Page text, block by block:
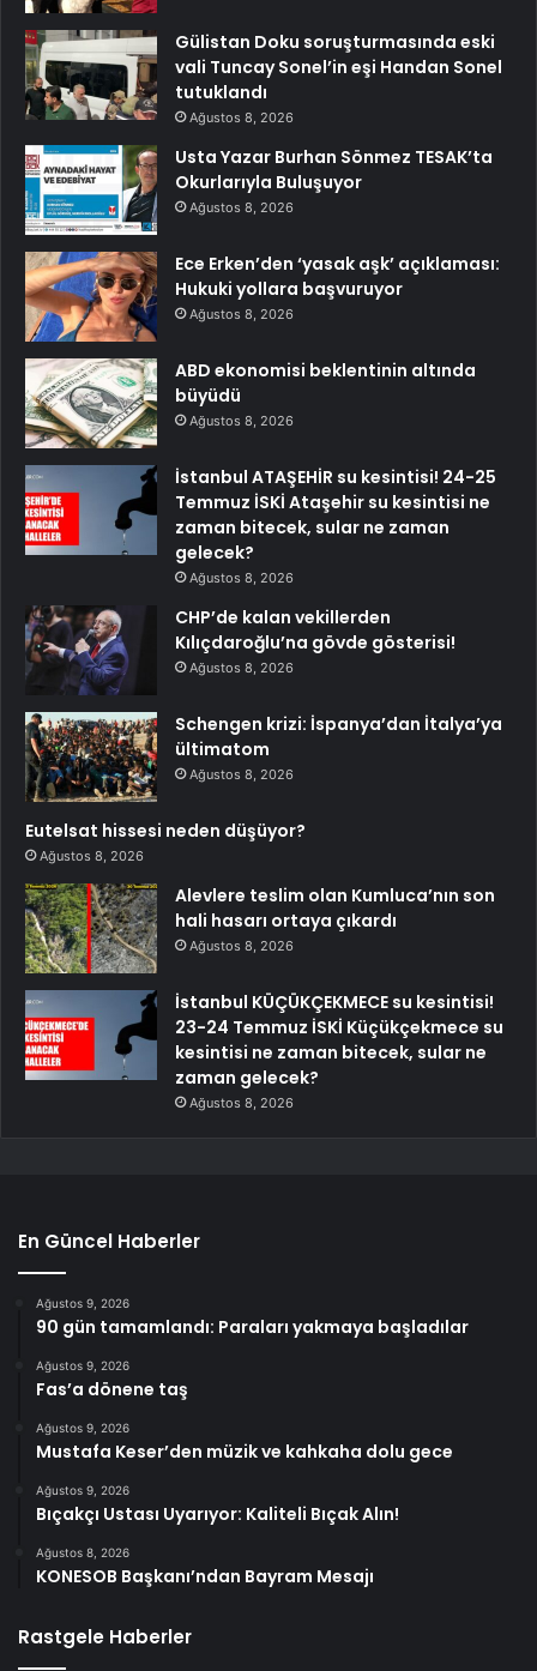
Gülistan Doku soruşturmasında eski
vali Tuncay Sonel’in eşi Handan Sonel
tutuklandı
Ağustos 8, 2026
Usta Yazar Burhan Sönmez TESAK’ta
Okurlarıyla Buluşuyor
Ağustos 8, 2026
Ece Erken’den ‘yasak aşk’ açıklaması:
Hukuki yollara başvuruyor
Ağustos 8, 2026
ABD ekonomisi beklentinin altında
büyüdü
Ağustos 8, 2026
İstanbul ATAŞEHİR su kesintisi! 24-25
Temmuz İSKİ Ataşehir su kesintisi ne
zaman bitecek, sular ne zaman
gelecek?
Ağustos 8, 2026
CHP’de kalan vekillerden
Kılıçdaroğlu’na gövde gösterisi!
Ağustos 8, 2026
Schengen krizi: İspanya’dan İtalya’ya
ültimatom
Ağustos 8, 2026
Eutelsat hissesi neden düşüyor?
Ağustos 8, 2026
Alevlere teslim olan Kumluca’nın son
hali hasarı ortaya çıkardı
Ağustos 8, 2026
İstanbul KÜÇÜKÇEKMECE su kesintisi!
23-24 Temmuz İSKİ Küçükçekmece su
kesintisi ne zaman bitecek, sular ne
zaman gelecek?
Ağustos 8, 2026
En Güncel Haberler
Ağustos 9, 2026
90 gün tamamlandı: Paraları yakmaya başladılar
Ağustos 9, 2026
Fas’a dönene taş
Ağustos 9, 2026
Mustafa Keser’den müzik ve kahkaha dolu gece
Ağustos 9, 2026
Bıçakçı Ustası Uyarıyor: Kaliteli Bıçak Alın!
Ağustos 8, 2026
KONESOB Başkanı’ndan Bayram Mesajı
Rastgele Haberler